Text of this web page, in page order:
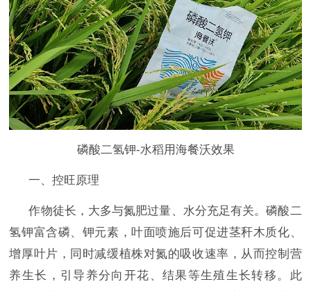
磷酸二氢钾-水稻用海餐沃效果
一、控旺原理
作物徒长，大多与氮肥过量、水分充足有关。磷酸二
氢钾富含磷、钾元素，叶面喷施后可促进茎秆木质化、
增厚叶片，同时减缓植株对氮的吸收速率，从而控制营
养生长，引导养分向开花、结果等生殖生长转移。此